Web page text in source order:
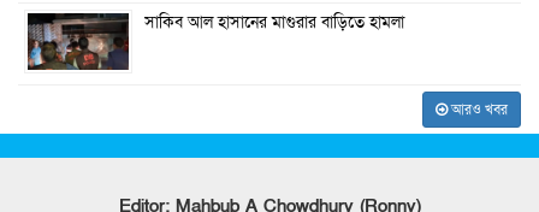
সাকিব আল হাসানের মাগুরার বাড়িতে হামলা
আরও খবর
Editor: Mahbub A Chowdhury (Ronny)